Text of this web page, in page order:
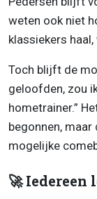
weten ook niet
klassiekers
Toch blijft de
geloofden, zou
hometrainer.”
begonnen, maar
mogelijke
🚀 Iedereen